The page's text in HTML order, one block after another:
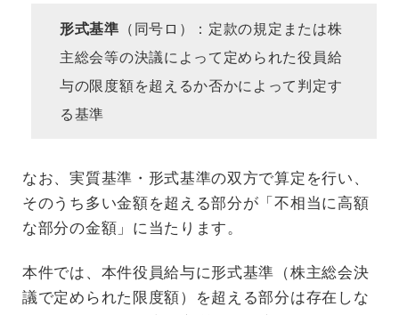
形式基準 （同号ロ）：定款の規定または株
主総会等の決議によって定められた役員給
与の限度額を超えるか否かによって判定す
る基準
なお、実質基準・形式基準の双方で算定を行い、
そのうち多い金額を超える部分が「不相当に高額
な部分の金額」に当たります。
本件では、本件役員給与に形式基準（株主総会決
議で定められた限度額）を超える部分は存在しな